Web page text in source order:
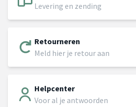
Levering en zending
Retourneren
Meld hier je retour aan
Helpcenter
Voor al je antwoorden